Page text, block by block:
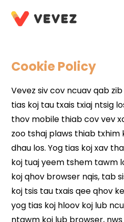
Cookie Policy